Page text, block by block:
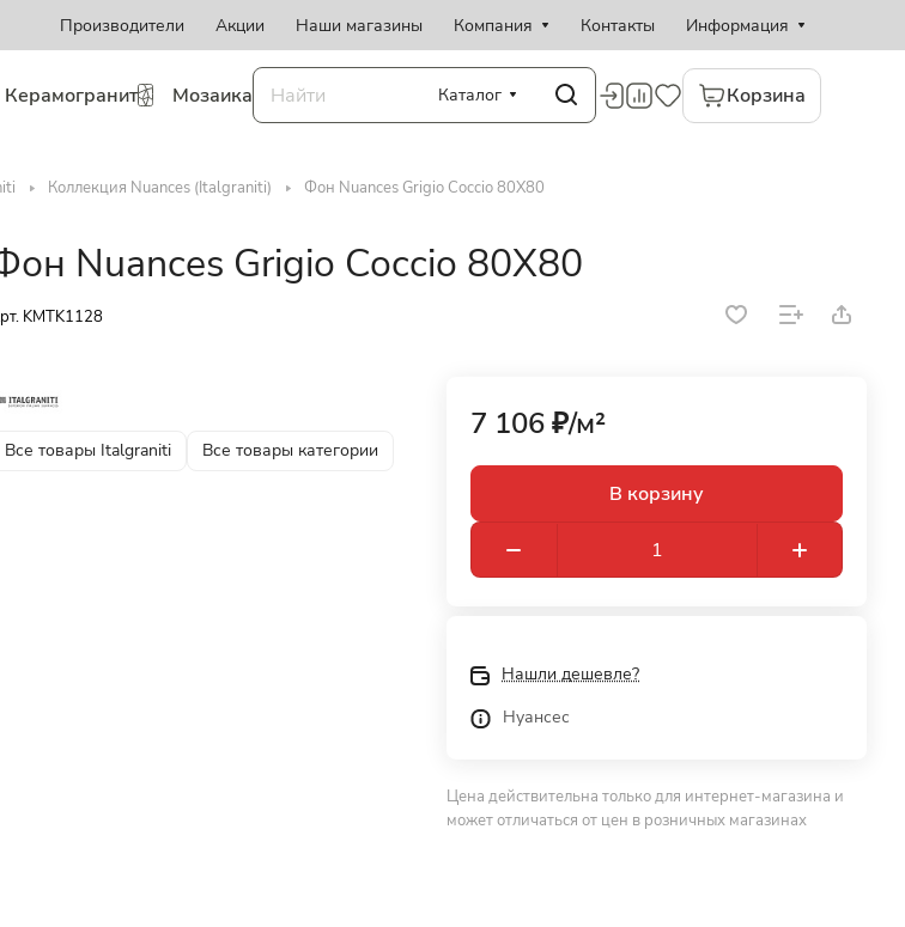
Производители Акции Наши магазины Компания Контакты Информация
Керамогранит Мозаика Каталог Корзина
Коллекция Nuances (Italgraniti) Фон Nuances Grigio Coccio 80X80
Nuances Grigio Coccio 80X80
KMTK1128
Все товары Italgraniti Все товары категории
7 106 ₽/м²
В корзину
Нашли дешевле?
Нуансес
Цена действительна только для интернет-магазина и
может отличаться от цен в розничных магазинах